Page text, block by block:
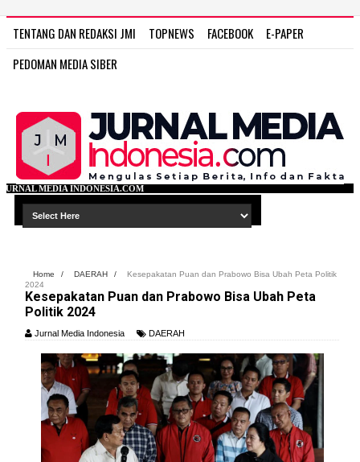
TENTANG DAN REDAKSI JMI TOPNEWS FACEBOOK
E-PAPER
PEDOMAN MEDIA SIBER
Home / DAERAH /
Kesepakatan Puan dan Prabowo Bisa Ubah Peta Politik
2024
Kesepakatan Puan dan Prabowo Bisa Ubah Peta
Politik 2024
Jurnal Media Indonesia DAERAH